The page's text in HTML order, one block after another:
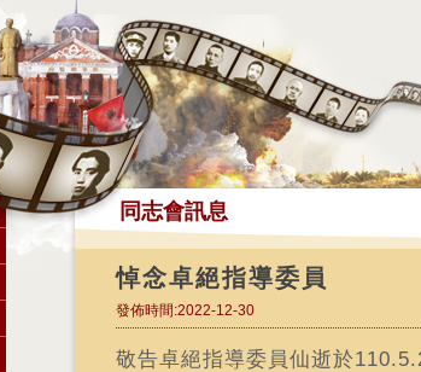
同志會訊息
悼念卓絕指導委員
發佈時間:2022-12-30
敬告卓絕指導委員仙逝於